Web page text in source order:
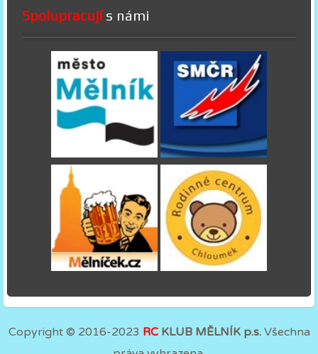
Spolupracujís námi
Copyright © 2016-2023 RC KLUB MĚLNÍK p.s.Všechna